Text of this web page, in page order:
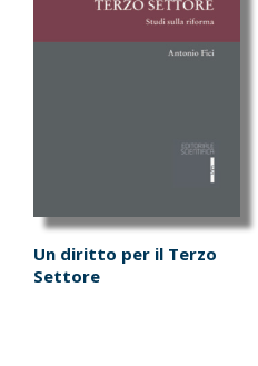
Un diritto per il Terzo
Settore